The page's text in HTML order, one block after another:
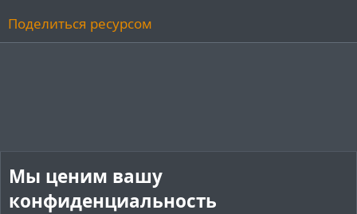
Поделиться ресурсом
Мы ценим вашу
конфиденциальность